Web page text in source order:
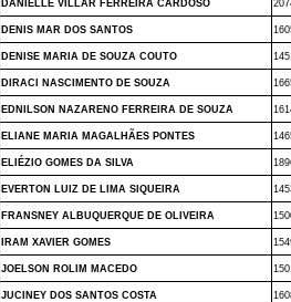
DANIELLE VILLAR FERREIRA CARDOSO
DENIS MAR DOS SANTOS
DENISE MARIA DE SOUZA COUTO
DIRACI NASCIMENTO DE SOUZA
EDNILSON NAZARENO FERREIRA DE SOUZA
ELIANE MARIA MAGALHÃES PONTES
ELIÉZIO GOMES DA SILVA
EVERTON LUIZ DE LIMA SIQUEIRA
FRANSNEY ALBUQUERQUE DE OLIVEIRA
IRAM XAVIER GOMES
JOELSON ROLIM MACEDO
JUCINEY DOS SANTOS COSTA